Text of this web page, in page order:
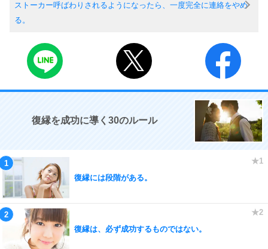
ストーカー呼ばわりされるようになったら、一度完全に連絡をやめ
る。
復縁を成功に導く30のルール
復縁には段階がある。
復縁は、必ず成功するものではない。